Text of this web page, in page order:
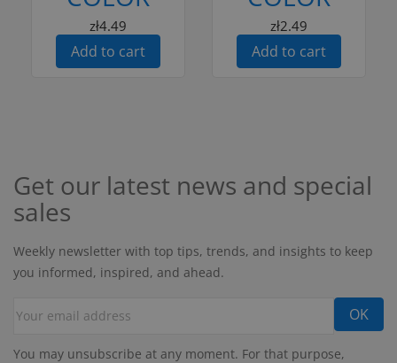
zł4.49
Add to cart
zł2.49
Add to cart
Get our latest news and special
sales
Weekly newsletter with top tips, trends, and insights to keep
you informed, inspired, and ahead.
You may unsubscribe at any moment. For that purpose,